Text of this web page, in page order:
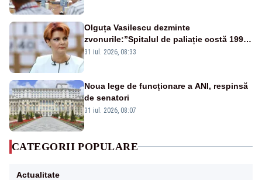
Olguța Vasilescu dezminte
zvonurile:”Spitalul de paliație costă 199
de milioane de euro, nu 500 de milioane”
31 iul. 2026, 08:33
Noua lege de funcționare a ANI, respinsă
de senatori
31 iul. 2026, 08:07
CATEGORII POPULARE
Actualitate